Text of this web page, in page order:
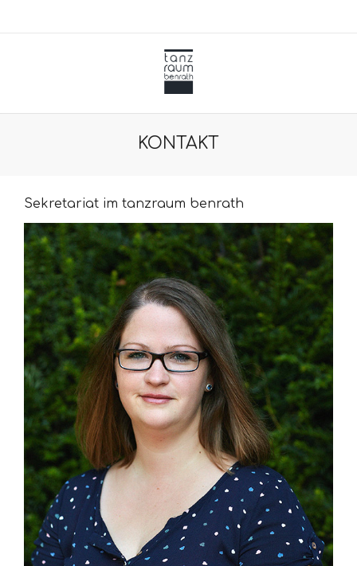
KONTAKT
Sekretariat im tanzraum benrath